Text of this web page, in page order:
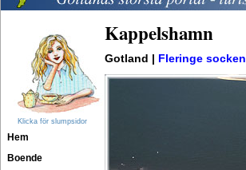
Klicka för slumpsidor
Hem
Boende
Kappelshamn
Gotland | Fleringe socken